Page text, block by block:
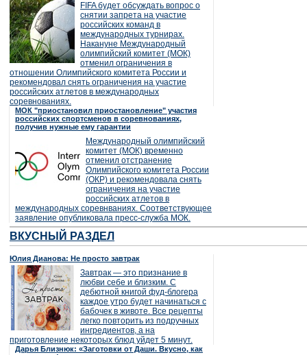
FIFA будет обсуждать вопрос о
снятии запрета на участие
российских команд в
международных турнирах.
Накануне Международный
олимпийский комитет (МОК)
отменил ограничения в
отношении Олимпийского комитета России и
рекомендовал снять ограничения на участие
российских атлетов в международных
соревнованиях.
МОК "приостановил приостановление" участия
российских спортсменов в соревнованиях,
получив нужные ему гарантии
Международный олимпийский
комитет (МОК) временно
отменил отстранение
Олимпийского комитета России
(ОКР) и рекомендовала снять
ограничения на участие
российских атлетов в
международных соревнваниях. Соответствующее
заявление опубликовала пресс-служба МОК.
ВКУСНЫЙ РАЗДЕЛ
Юлия Дианова: Не просто завтрак
Завтрак — это признание в
любви себе и близким. С
дебютной книгой фуд-блогера
каждое утро будет начинаться с
бабочек в животе. Все рецепты
легко повторить из подручных
ингредиентов, а на
приготовление некоторых блюд уйдет 5 минут.
Дарья Близнюк: «Заготовки от Даши. Вкусно, как